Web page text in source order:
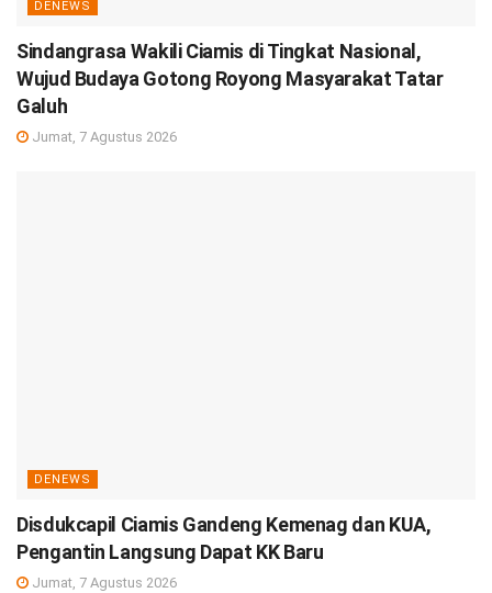
DENEWS
Sindangrasa Wakili Ciamis di Tingkat Nasional,
Wujud Budaya Gotong Royong Masyarakat Tatar
Galuh
Jumat, 7 Agustus 2026
DENEWS
Disdukcapil Ciamis Gandeng Kemenag dan KUA,
Pengantin Langsung Dapat KK Baru
Jumat, 7 Agustus 2026